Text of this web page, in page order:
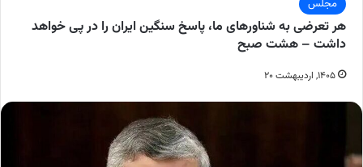
مجلس
هر تعرضی به شناورهای ما، پاسخ سنگین ایران را در پی خواهد
داشت – هشت صبح
۱۴۰۵, اردیبهشت ۲۰